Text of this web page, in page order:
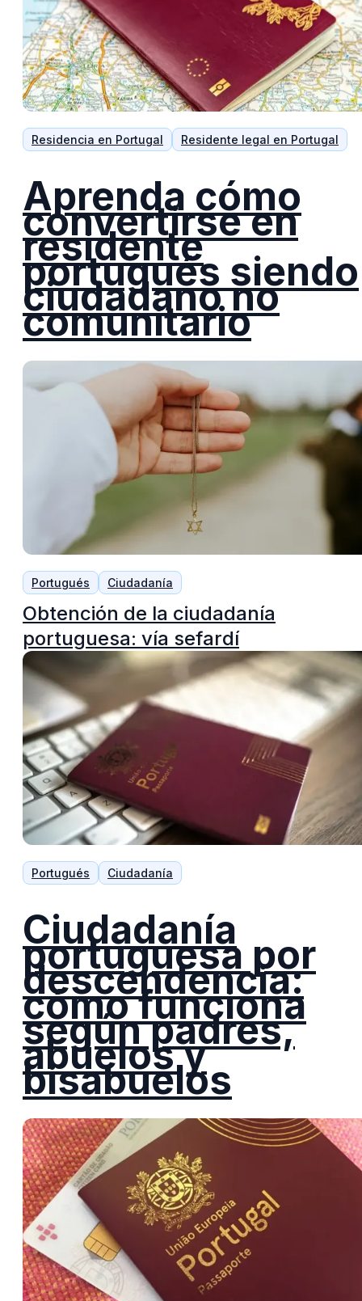
Residencia en Portugal Residente legal en Portugal
Aprenda cómo
convertirse en
residente
portugués siendo
ciudadano no
comunitario
Portugués Ciudadanía
Obtención de la ciudadanía
portuguesa: vía sefardí
Portugués Ciudadanía
Ciudadanía
portuguesa por
descendencia:
cómo funciona
según padres,
abuelos y
bisabuelos